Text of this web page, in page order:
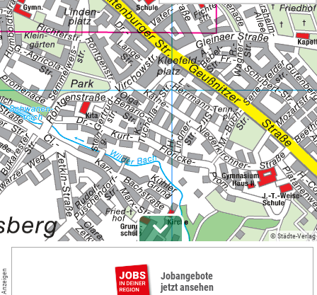
© Städte-Verlag
Anzeigen
Jobangebote
jetzt ansehen